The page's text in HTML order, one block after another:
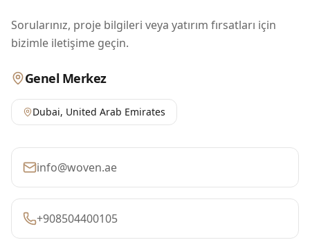
Sorularınız, proje bilgileri veya yatırım fırsatları için
bizimle iletişime geçin.
Genel Merkez
Dubai, United Arab Emirates
info@woven.ae
+908504400105